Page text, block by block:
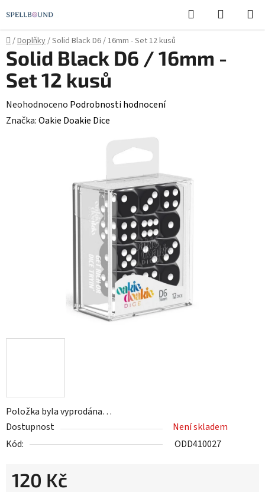
na
obsah
Hledat
KOŠÍK
Domů
/Doplňky/Solid Black D6 / 16mm - Set 12 kusů
Položka byla vyprodána…
Dostupnost
Není skladem
Kód:
ODD410027
120 Kč
Solid Black D6 / 16mm -
Set 12 kusů
Průměrné
hodnocení
Neohodnoceno Podrobnosti hodnocení
Značka:Oakie Doakie Dice